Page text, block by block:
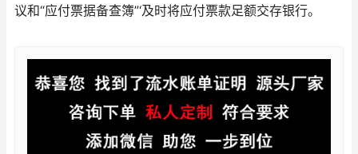
议和“应付票据备查簿”‘及时将应付票款足额交存银行。